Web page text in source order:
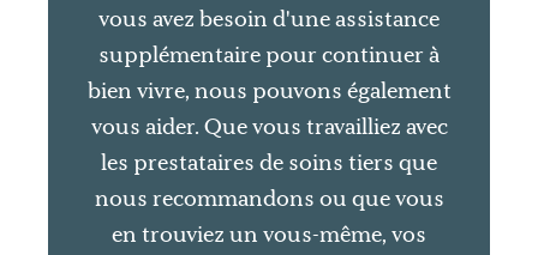
vous avez besoin d'une assistance
supplémentaire pour continuer à
bien vivre, nous pouvons également
vous aider. Que vous travailliez avec
les prestataires de soins tiers que
nous recommandons ou que vous
en trouviez un vous-même, vos